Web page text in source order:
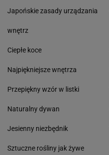
Japońskie zasady urządzania
wnętrz
Ciepłe koce
Najpiękniejsze wnętrza
Przepiękny wzór w listki
Naturalny dywan
Jesienny niezbędnik
Sztuczne rośliny jak żywe